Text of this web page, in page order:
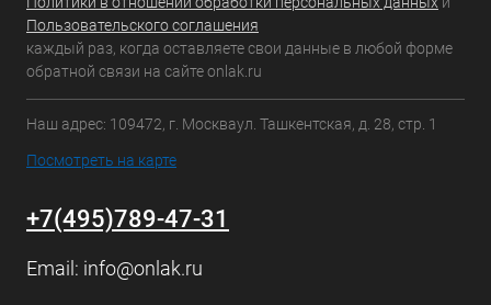
Пользовательского соглашения
каждый раз, когда оставляете свои данные в любой форме
обратной связи на сайте onlak.ru
Наш адрес: 109472, г. Москваул. Ташкентская, д. 28, стр. 1
Посмотреть на карте
+7(495)789-47-31
Email: info@onlak.ru